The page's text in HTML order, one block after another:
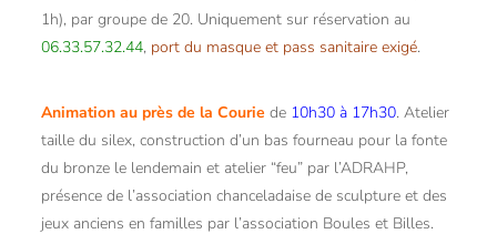
1h), par groupe de 20. Uniquement sur réservation au
06.33.57.32.44, port du masque et pass sanitaire exigé.
Animation au près de la Couriede 10h30 à 17h30. Atelier
taille du silex, construction d’un bas fourneau pour la fonte
du bronze le lendemain et atelier “feu” par l’ADRAHP,
présence de l’association chanceladaise de sculpture et des
jeux anciens en familles par l’association Boules et Billes.